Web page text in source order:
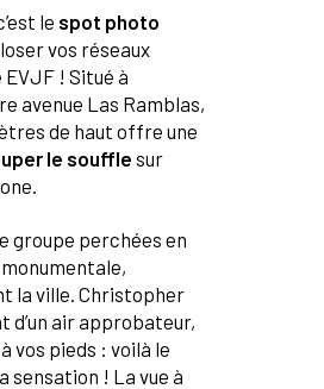
le spot photo
vos réseaux
! Situé à
avenue Las Ramblas,
de haut offre une
le souffle sur
groupe perchées en
la ville. Christopher
d’un air approbateur,
vos pieds : voilà le
sensation ! La vue à